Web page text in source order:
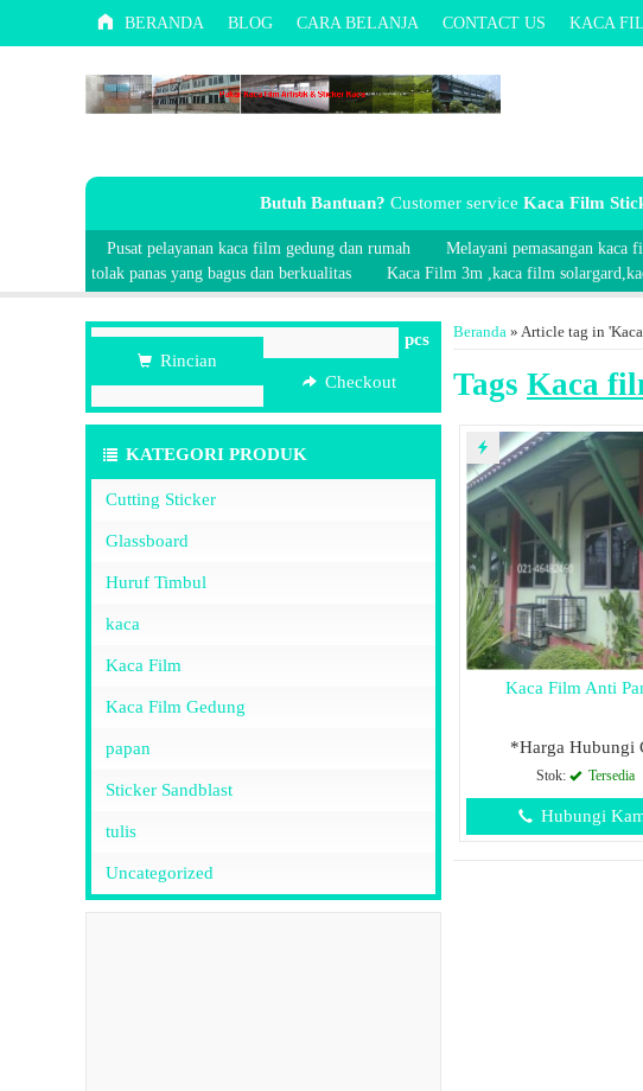
BERANDA BLOG CARA BELANJA CONTACT US KACA
Butuh Bantuan? Customer service Kaca Film
Pusat pelayanan kaca film gedung dan rumah Melayani pemasangan kaca
tolak panas yang bagus dan berkualitas
Kaca Film 3m ,kaca film
Beranda » Article tag in
Tags Kaca
Kaca Film Anti
*Harga Hubungi
Stok: Tersedia
Hubungi
pcs
Rincian
Checkout
KATEGORI PRODUK
Cutting Sticker
Glassboard
Huruf Timbul
kaca
Kaca Film
Kaca Film Gedung
papan
Sticker Sandblast
tulis
Uncategorized